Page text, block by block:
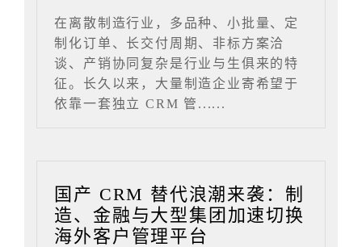
在离散制造行业，多品种、小批量、定
制化订单、长交付周期、非标方案洽
谈、产销协同复杂是行业与生俱来的特
征。长久以来，大量制造企业寄希望于
依靠一套独立 CRM 管......
国产 CRM 替代浪潮来袭：制
造、金融与大型集团加速切换
海外客户管理平台